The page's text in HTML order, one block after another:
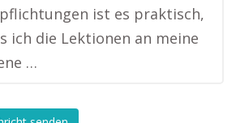
ist es praktisch,
ich die Lektionen an meine
…